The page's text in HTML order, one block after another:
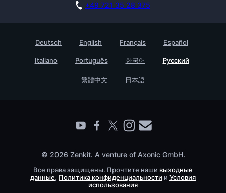
Testimonials
Предприятие
+49 721 35 28 375
Deutsch English Français Español
Italiano Português 한국어 Русский
繁體中文 日本語
© 2026 Zenkit. A venture of Axonic GmbH.
Все права защищены. Прочтите наши выходные
данные, Политика конфиденциальности и Условия
использования